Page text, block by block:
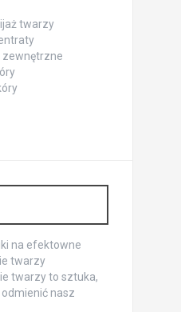
twarzy
zewnętrzne
na efektowne
twarzy
twarzy to sztuka,
nasz